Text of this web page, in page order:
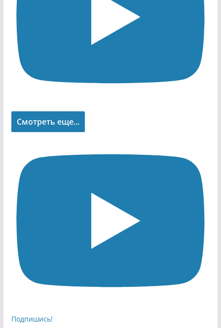
Смотреть еще...
Подпишись!